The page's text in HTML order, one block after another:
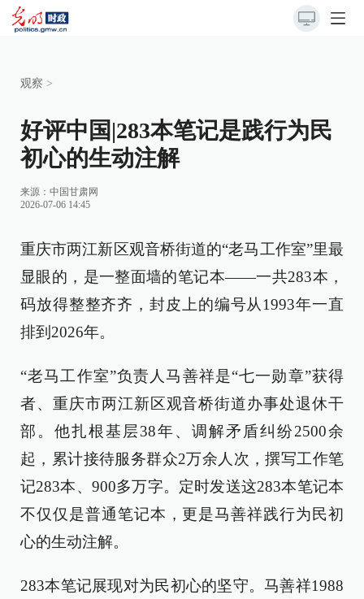
观察 >
好评中国|283本笔记是践行为民
初心的生动注解
来源： 中国甘肃网
2026-07-06 14:45
重庆市两江新区观音桥街道的“老马工作室”里最
显眼的，是一整面墙的笔记本——一共283本，
码放得整整齐齐，封皮上的编号从1993年一直
排到2026年。
“老马工作室”负责人马善祥是“七一勋章”获得
者、重庆市两江新区观音桥街道办事处退休干
部。他扎根基层38年、调解矛盾纠纷2500余
起，累计接待服务群众2万余人次，撰写工作笔
记283本、900多万字。定时发送这283本笔记本
不仅仅是普通笔记本，更是马善祥践行为民初
心的生动注解。
283本笔记展现对为民初心的坚守。马善祥1988